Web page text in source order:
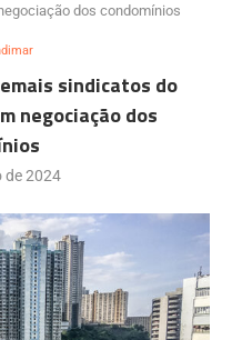
dos condomínios
sindicatos do
negociação dos
de 2024